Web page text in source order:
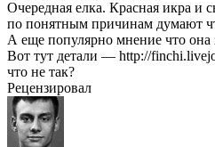
Очередная елка. Красная икра и
по понятным причинам думают
А еще популярно мнение что она
Вот тут детали — http://
что не так?
Рецензировал